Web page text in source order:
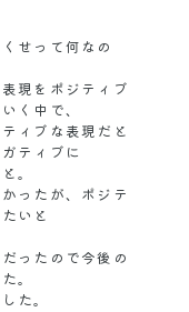
せって何なの
現をポジティブ
く中で、
ィブな表現だと
ティブに
。
ったが、ポジテ
いと
ったので今後の
。
た。